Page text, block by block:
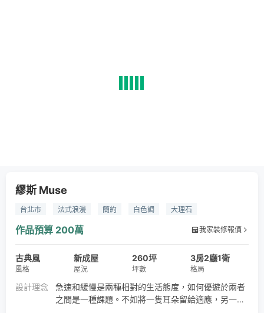
繆斯 Muse
台北市 法式浪漫 簡約 白色調
大理石
拋光石英磚
噴漆
作品預算 200萬 我家裝修報價
古典風
風格
新成屋
屋況
260坪
坪數
3房2廳1衛
格局
設計理念
急速和緩慢是兩種相對的生活態度，如何優遊於兩者
之間是一種課題。不如將一隻耳朵留給適應，另一隻